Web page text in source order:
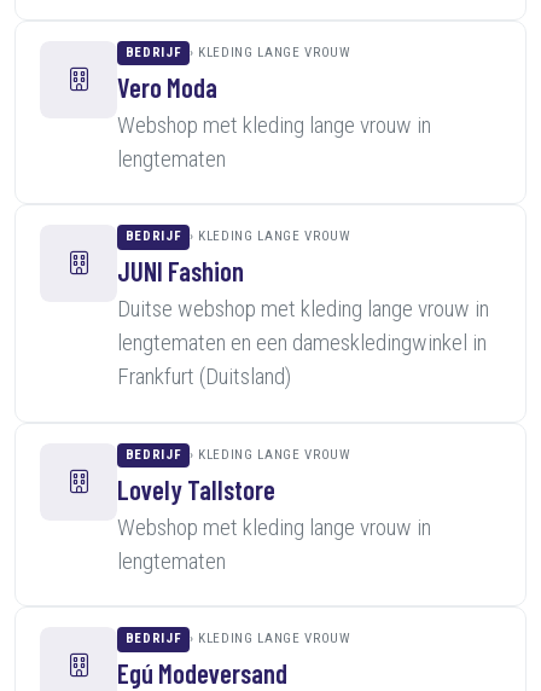
BEDRIJF KLEDING LANGE VROUW
Vero Moda
Webshop met kleding lange vrouw in
lengtematen
BEDRIJF KLEDING LANGE VROUW
JUNI Fashion
Duitse webshop met kleding lange vrouw in
lengtematen en een dameskledingwinkel in
Frankfurt (Duitsland)
BEDRIJF KLEDING LANGE VROUW
Lovely Tallstore
Webshop met kleding lange vrouw in
lengtematen
BEDRIJF KLEDING LANGE VROUW
Egú Modeversand